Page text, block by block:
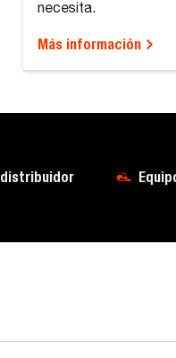
necesita.
Más información
distribuidor